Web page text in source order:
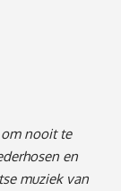
om nooit te
en
muziek van